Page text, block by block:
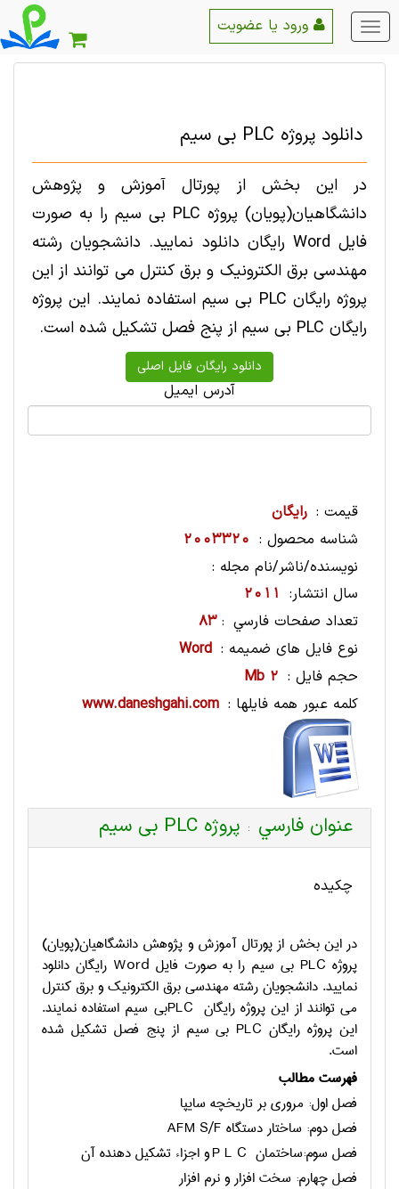
منو
اصلی
دانلود پروژه PLC بی سیم
در این بخش از پورتال آموزش و پژوهش
دانشگاهیان(پویان) پروژه PLC بی سیم را به صورت
فایل Word رایگان دانلود نمایید. دانشجویان رشته
مهندسی برق الکترونیک و برق کنترل می توانند از این
پروژه رایگان PLC بی سیم استفاده نمایند. این پروژه
رایگان PLC بی سیم از پنج فصل تشکیل شده است.
آدرس ایمیل
قیمت : رایگان
شناسه محصول : 2003320
نویسنده/ناشر/نام مجله :
سال انتشار: 2011
تعداد صفحات فارسي :
83
نوع فایل های ضمیمه : Word
حجم فایل : 2 Mb
کلمه عبور همه فایلها : www.daneshgahi.com
عنوان فارسي : پروژه PLC بی سیم
چکیده
در این بخش از پورتال آموزش و پژوهش دانشگاهیان(پویان)
پروژه PLC بی سیم را به صورت فایل Word رایگان دانلود
نمایید. دانشجویان رشته مهندسی برق الکترونیک و برق کنترل
می توانند از این پروژه رایگان PLCبی سیم استفاده نمایند.
این پروژه رایگان PLC بی سیم از پنج فصل تشکیل شده
است.
فهرست مطالب
فصل اول: مروري بر تاريخچه سايپا
فصل دوم: ساختار دستگاه AFM S/F
فصل سوم:ساختمان P L Cو اجزاء تشكيل دهنده آن
فصل چهارم: سخت افزار و نرم افزار